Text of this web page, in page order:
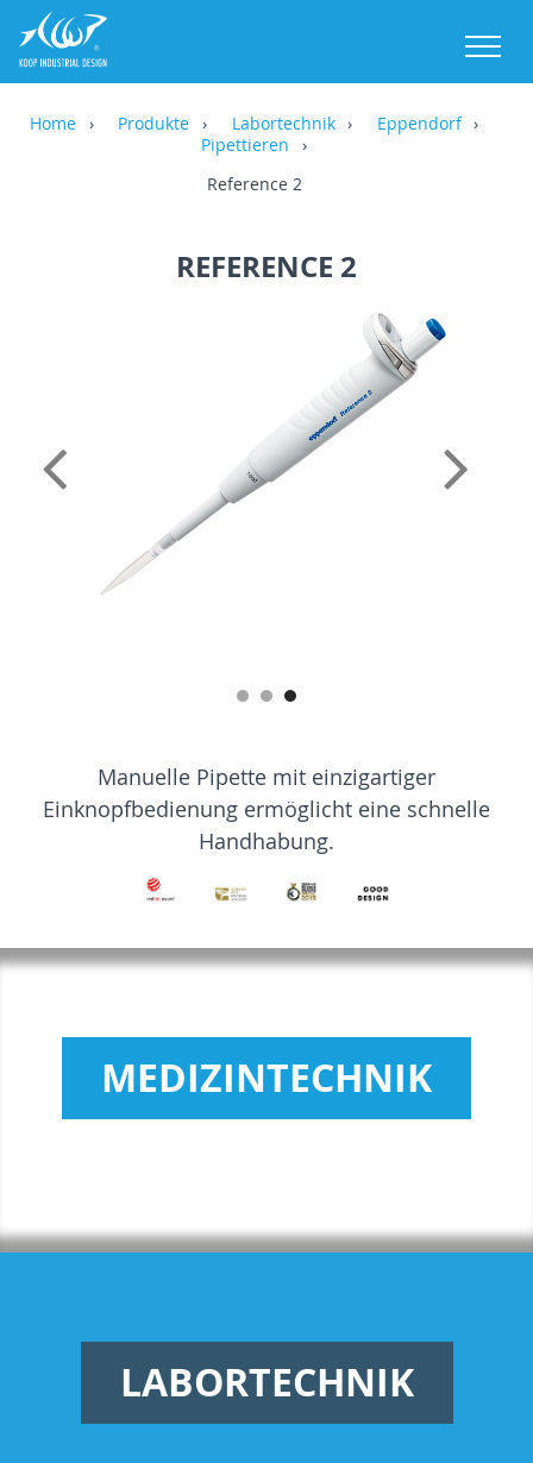
Home Produkte Labortechnik
Eppendorf
Pipettieren
Reference 2
REFERENCE 2
Manuelle Pipette mit einzigartiger
Einknopfbedienung ermöglicht eine schnelle
Handhabung.
MEDIZINTECHNIK
LABORTECHNIK